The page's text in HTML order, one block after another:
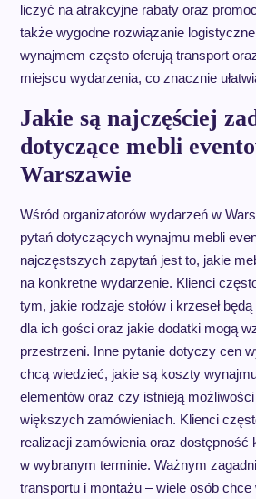
liczyć na atrakcyjne rabaty oraz
także wygodne rozwiązanie
wynajmem często oferują transport
miejscu wydarzenia, co znacznie
Jakie są najczęściej
dotyczące mebli
Warszawie
Wśród organizatorów wydarzeń w
pytań dotyczących wynajmu mebli
najczęstszych zapytań jest to, jakie
na konkretne wydarzenie. Klienci
tym, jakie rodzaje stołów i krzeseł
dla ich gości oraz jakie dodatki mogą
przestrzeni. Inne pytanie dotyczy cen
chcą wiedzieć, jakie są koszty
elementów oraz czy istnieją
większych zamówieniach. Klienci
realizacji zamówienia oraz dostępność
w wybranym terminie. Ważnym
transportu i montażu – wiele osób